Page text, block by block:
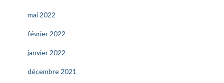
mai 2022
février 2022
janvier 2022
décembre 2021